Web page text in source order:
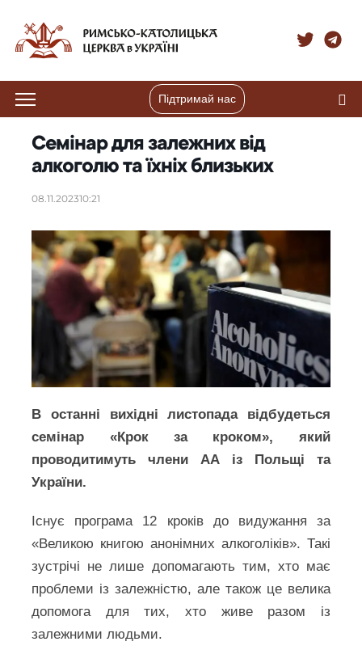
Підтримай нас
Семінар для залежних від
алкоголю та їхніх близьких
08.11.202310:21
В останні вихідні листопада відбудеться
семінар «Крок за кроком», який
проводитимуть члени АА із Польщі та
України.
Існує програма 12 кроків до видужання за
«Великою книгою анонімних алкоголіків». Такі
зустрічі не лише допомагають тим, хто має
проблеми із залежністю, але також це велика
допомога для тих, хто живе разом із
залежними людьми.